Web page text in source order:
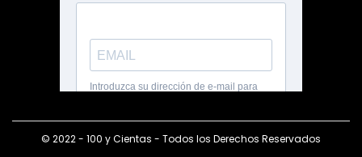
© 2022 - 100 y Cientas - Todos los Derechos Reservados